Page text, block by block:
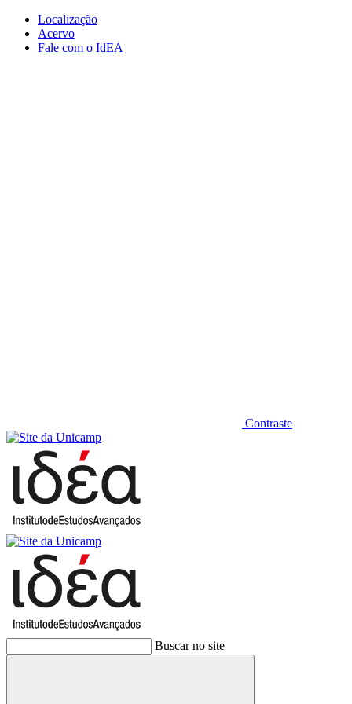
Conteúdo principal
Localização
Acervo
Fale com o IdEA
Contraste
Buscar no site